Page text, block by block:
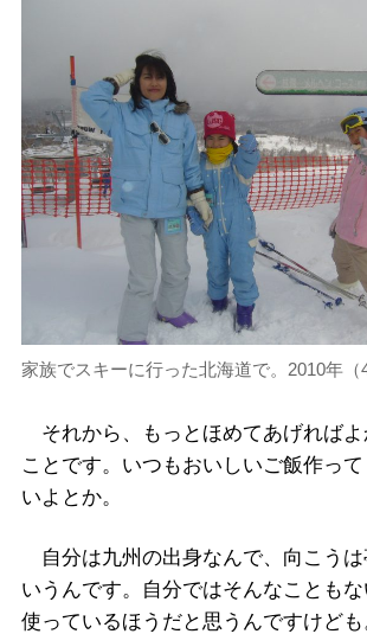
家族でスキーに行った北海道で。2010年
それから、もっとほめてあげればよ
ことです。いつもおいしいご飯作っ
いよとか。
自分は九州の出身なんで、向こうは
いうんです。自分ではそんなことも
使っているほうだと思うんですけど